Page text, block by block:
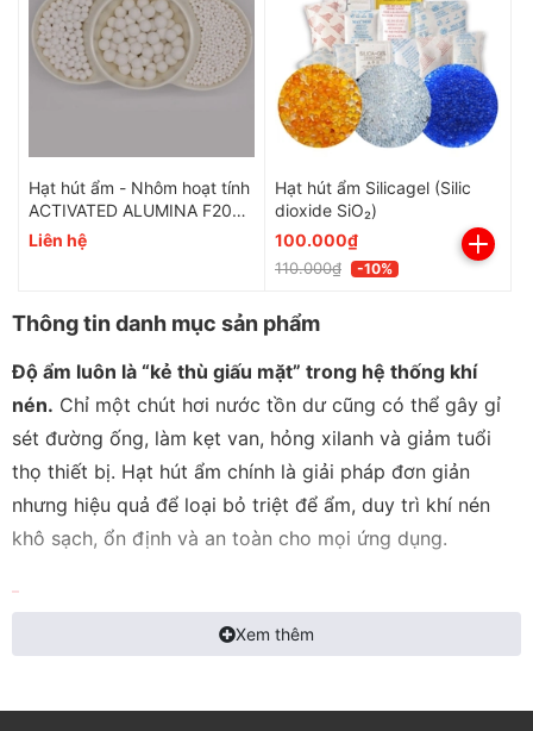
Hạt hút ẩm - Nhôm hoạt tính
ACTIVATED ALUMINA F200
3/16"
Liên hệ
Hạt hút ẩm Silicagel (Silic
dioxide SiO₂)
100.000₫
110.000₫ -10%
Thông tin danh mục sản phẩm
Độ ẩm luôn là “kẻ thù giấu mặt” trong hệ thống khí
nén. Chỉ một chút hơi nước tồn dư cũng có thể gây gỉ
sét đường ống, làm kẹt van, hỏng xilanh và giảm tuổi
thọ thiết bị. Hạt hút ẩm chính là giải pháp đơn giản
nhưng hiệu quả để loại bỏ triệt để ẩm, duy trì khí nén
khô sạch, ổn định và an toàn cho mọi ứng dụng.
Hạt hút ẩm máy nén khí là gì?
Nguyên lý hoạt động
Xem thêm